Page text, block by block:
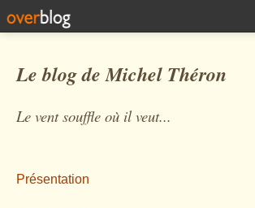
Le blog de Michel Théron
Le vent souffle où il veut...
Présentation